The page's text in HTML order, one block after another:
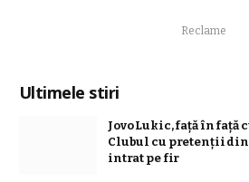
Reclame
Ultimele stiri
Jovo Lukic, față în
Clubul cu pretenții din
intrat pe fir